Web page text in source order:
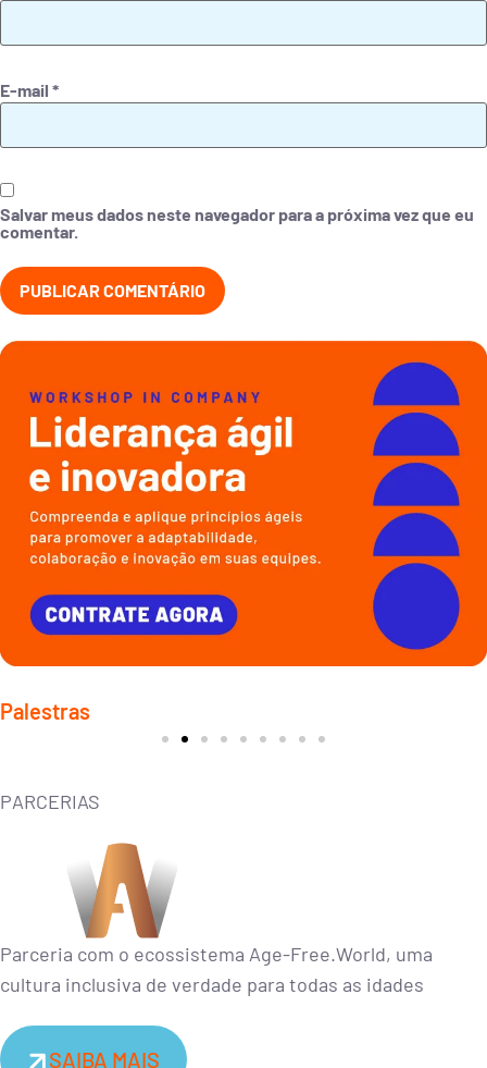
E-mail *
Salvar meus dados neste navegador para a próxima vez que eu
comentar.
Palestras
Liderança ágil e adaptativa
Conceito que surge em resposta à complexidade das mudanças no
ambiente de negócios atual.
PARCERIAS
Parceria com o ecossistema Age-Free.World, uma
cultura inclusiva de verdade para todas as idades
SAIBA MAIS